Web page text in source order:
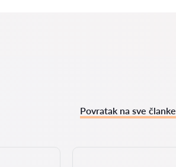
Povratak na sve članke